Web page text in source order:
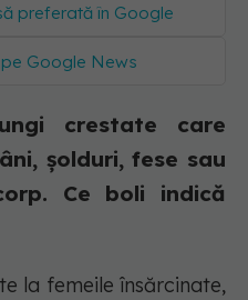
preferată în Google
Google News
crestate care
șolduri, fese sau
Ce boli indică
la femeile însărcinate,